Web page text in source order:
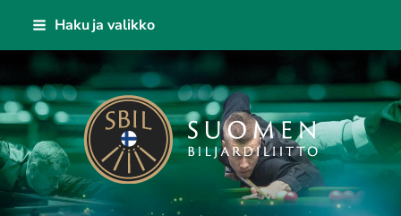
Siirry
sisältöön
Haku ja valikko
Suomen Biljardiliitto ry